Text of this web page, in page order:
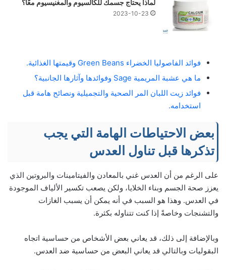
لماذا يحتاج جسمك للكالسيوم والمغنيسيوم معًا؟
2023-10-23
فوائد الفاصوليا الخضراء Green Beans وقيمتها الغذائية.
ما هي عشبة المريمية Sage وفوائدها وآثارها الجانبية؟
فوائد زيت اللبان المر الصحية والتجميلية ونصائح هامة قبل
استخدامه.
بعض الاحتياطات الهامة التي يجب
تذكرها قبل تناول العدس
على الرغم من أن العدس غني بالمعادن والفيتامينات والبروتين الذي
يعزز صحة الجسم وبناء الخلايا، ولكن يصعب تكسير الألياف الموجودة
في العدس. وهذا هو السبب في أنه يمكن أن يسبب الغازات
والتشنجات وخاصةً إذا كنت تتناوله بكثرة.
وبالإضافة إلى ذلك، قد يعاني بعض الأشخاص من حساسية اتجاه
البقوليات وبالتالي قد يعاني البعض من حساسية ضد العدس.